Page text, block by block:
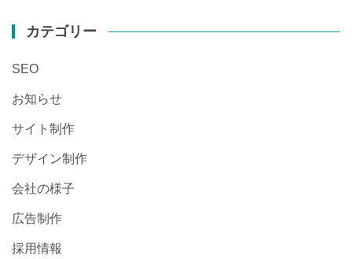
カテゴリー
SEO
お知らせ
サイト制作
デザイン制作
会社の様子
広告制作
採用情報